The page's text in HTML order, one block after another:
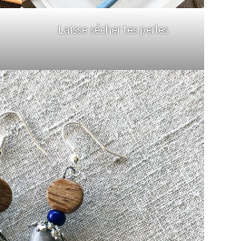
Laisse sécher tes perles